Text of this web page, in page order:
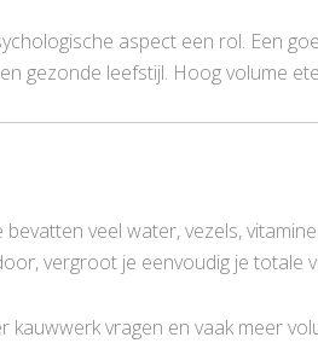
aspect een rol. Een
gezonde leefstijl. Hoog volume
veel water, vezels,
vergroot je eenvoudig je totale
vragen en vaak meer